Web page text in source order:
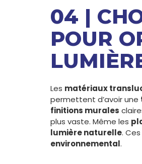
04 |
POUR
Les matériaux
permettent d’avoir une
finitions murales
plus vaste. Même les
lumière naturelle.
environnemental.